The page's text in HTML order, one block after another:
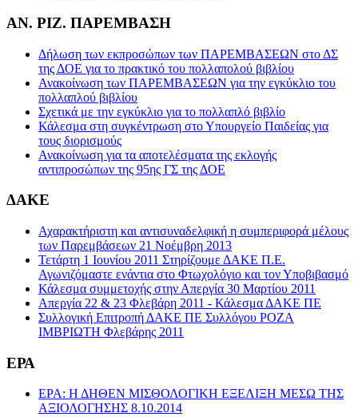
ΑΝ. ΡΙΖ. ΠΑΡΕΜΒΑΣΗ
Δήλωση των εκπροσώπων των ΠΑΡΕΜΒΑΣΕΩΝ στο ΔΣ
της ΔΟΕ για το πρακτικό του πολλαπολού βιβλίου
Ανακοίνωση των ΠΑΡΕΜΒΑΣΕΩΝ για την εγκύκλιο του
πολλαπλού βιβλίου
Σχετικά με την εγκύκλιο για το πολλαπλό βιβλίο
Κάλεσμα στη συγκέντρωση στο Υπουργείο Παιδείας για
τους διορισμούς
Ανακοίνωση για τα αποτελέσματα της εκλογής
αντιπροσώπων της 95ης ΓΣ της ΔΟΕ
ΔΑΚΕ
Αχαρακτήριστη και αντισυναδελφική η συμπεριφορά μέλους
των Παρεμβάσεων 21 Νοέμβρη 2013
Τετάρτη 1 Ιουνίου 2011 Στηρίζουμε ΔΑΚΕ Π.Ε.
Αγωνιζόμαστε ενάντια στο Φτωχολόγιο και τον Υποβιβασμό
Κάλεσμα συμμετοχής στην Απεργία 30 Μαρτίου 2011
Απεργία 22 & 23 Φλεβάρη 2011 - Κάλεσμα ΔΑΚΕ ΠΕ
Συλλογική Επιτροπή ΔΑΚΕ ΠΕ Συλλόγου ΡΟΖΑ
ΙΜΒΡΙΩΤΗ Φλεβάρης 2011
ΕΡΑ
ΕΡΑ: Η ΔΗΘΕΝ ΜΙΣΘΟΛΟΓΙΚΗ ΕΞΕΛΙΞΗ ΜΕΣΩ ΤΗΣ
ΑΞΙΟΛΟΓΗΣΗΣ 8.10.2014